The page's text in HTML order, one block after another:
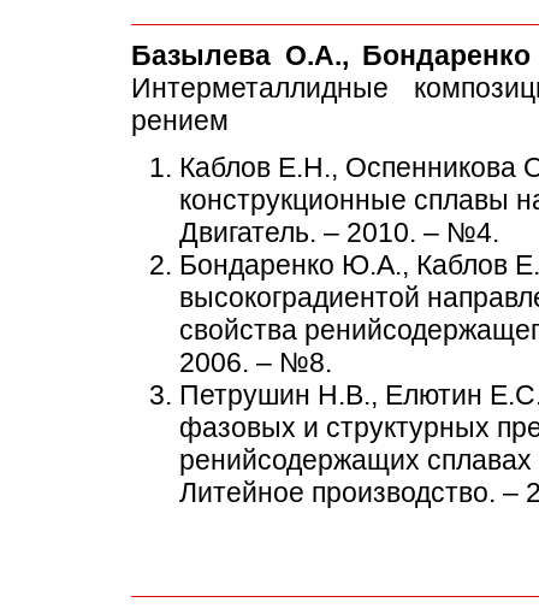
Базылева О.А.,
Интерметаллидные
рением
Каблов Е.Н., Оспенникова
конструкционные сплавы
Двигатель. – 2010. – №4.
Бондаренко Ю.А., Каблов
высокоградиентой
свойства
2006. – №8.
Петрушин Н.В., Елютин
фазовых и структурных
ренийсодержащих сплавах
Литейное производство.